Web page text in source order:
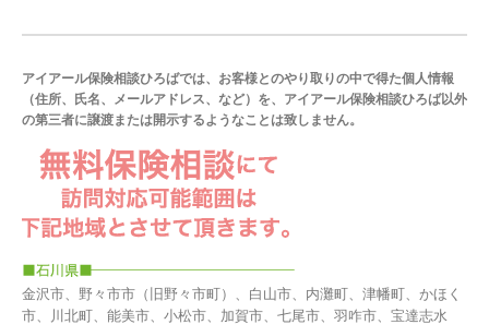
アイアール保険相談ひろばでは、お客様とのやり取りの中で得た個人情報
（住所、氏名、メールアドレス、など）を、アイアール保険相談ひろば以外
の第三者に譲渡または開示するようなことは致しません。
金沢市、野々市市（旧野々市町）、白山市、内灘町、津幡町、かほく
市、川北町、能美市、小松市、加賀市、七尾市、羽咋市、宝達志水